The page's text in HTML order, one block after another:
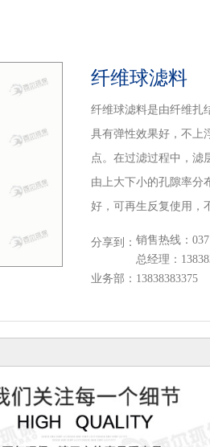
纤维球滤料
纤维球滤料是由纤维扎
具有弹性效果好，不上
点。在过滤过程中，滤
由上大下小的孔隙率分
好，可再生反复使用，
分享到： 销售热线：
总经理：
业务部：13838383375